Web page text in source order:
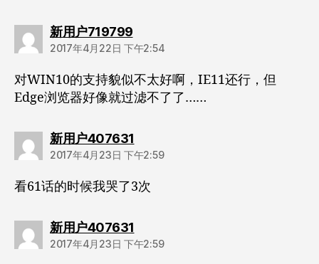
新用户719799说：
2017年4月22日 下午2:54
对WIN10的支持貌似不太好啊，IE11还行，但
Edge浏览器好像就过滤不了了……
新用户407631
2017年4月23日 下午2:59
看61话的时候我哭了3次
新用户407631
2017年4月23日 下午2:59